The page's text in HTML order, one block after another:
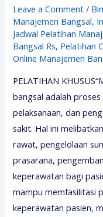
Leave a Comment /
Manajemen Bangsal,
Jadwal Pelatihan
Bangsal Rs, Pelatihan
Online Manajemen
PELATIHAN
bangsal adalah
pelaksanaan, dan
sakit. Hal ini
rawat, pengelolaan
prasarana,
keperawatan bagi
mampu memfasilitasi
keperawatan pasien,